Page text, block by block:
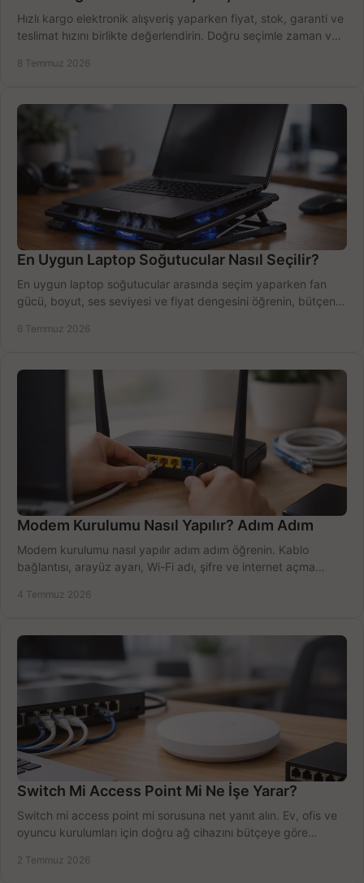
Hızlı kargo elektronik alışveriş yaparken fiyat, stok, garanti ve
teslimat hızını birlikte değerlendirin. Doğru seçimle zaman ve
8 Temmuz 2026
En Uygun Laptop Soğutucular Nasıl Seçilir?
En uygun laptop soğutucular arasında seçim yaparken fan
gücü, boyut, ses seviyesi ve fiyat dengesini öğrenin, bütçenizi
6 Temmuz 2026
Modem Kurulumu Nasıl Yapılır? Adım Adım
Modem kurulumu nasıl yapılır adım adım öğrenin. Kablo
bağlantısı, arayüz ayarı, Wi-Fi adı, şifre ve internet açma
4 Temmuz 2026
Switch Mi Access Point Mi Ne İşe Yarar?
Switch mi access point mi sorusuna net yanıt alın. Ev, ofis ve
oyuncu kurulumları için doğru ağ cihazını bütçeye göre
2 Temmuz 2026